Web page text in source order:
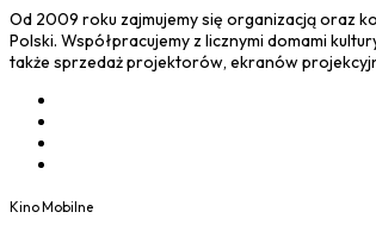
Od 2009 roku zajmujemy się organizacją oraz
Polski. Współpracujemy z licznymi domami
także sprzedaż projektorów, ekranów
Kino Mobilne